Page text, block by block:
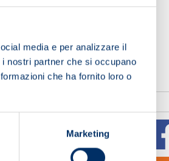
media e per analizzare il
nostri partner che si occupano
che ha fornito loro o
Marketing